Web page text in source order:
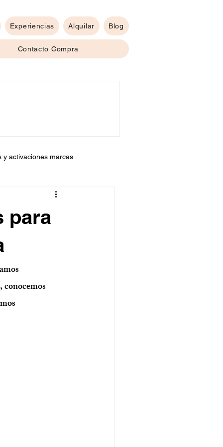
Experiencias Alquilar Blog
Contacto Compra
y activaciones marcas
para
conocemos